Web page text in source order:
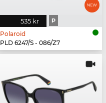
535 kr P
Polaroid
PLD 6247/S - 086/Z7